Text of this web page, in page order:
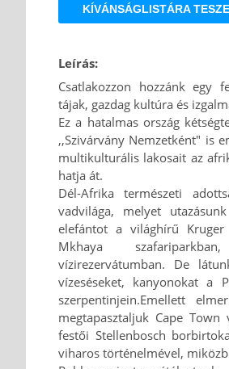
KÍVÁNSÁGLISTÁRA
Leírás:
Csatlakozzon hozzánk egy
tájak, gazdag kultúra és
Ez a hatalmas ország
,,Szivárvány Nemzetként" is
multikulturális lakosait az
hatja át.
Dél-Afrika természeti
vadvilága, melyet
elefántot a világhírű
Mkhaya
vízirezervátumban. De
vízeséseket, kanyonokat a
szerpentinjein.Emellett
megtapasztaljuk Cape
festői Stellenbosch
viharos történelmével,